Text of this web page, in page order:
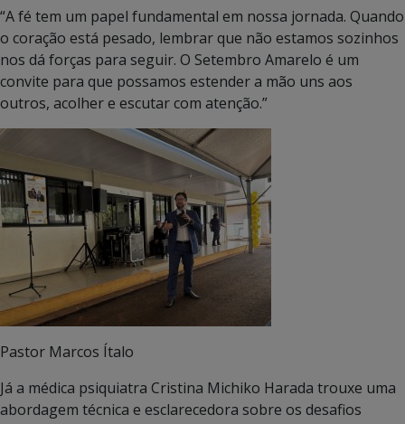
“A fé tem um papel fundamental em nossa jornada. Quando
o coração está pesado, lembrar que não estamos sozinhos
nos dá forças para seguir. O Setembro Amarelo é um
convite para que possamos estender a mão uns aos
outros, acolher e escutar com atenção.”
Pastor Marcos Ítalo
Já a médica psiquiatra Cristina Michiko Harada trouxe uma
abordagem técnica e esclarecedora sobre os desafios